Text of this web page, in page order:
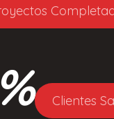
% Clientes